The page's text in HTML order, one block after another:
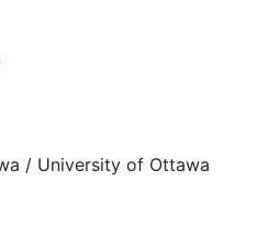
/ University of Ottawa